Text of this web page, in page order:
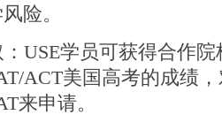
险。
USE学员可获得合作
ACT美国高考的成绩
来申请。